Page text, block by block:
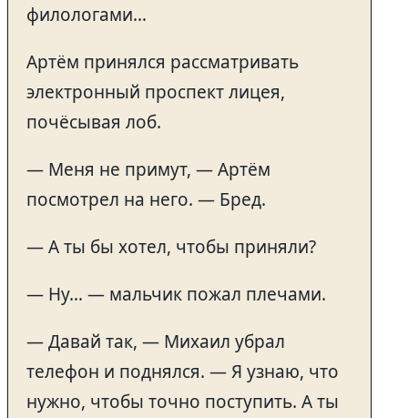
филологами…
Артём принялся рассматривать
электронный проспект лицея,
почёсывая лоб.
— Меня не примут, — Артём
посмотрел на него. — Бред.
— А ты бы хотел, чтобы приняли?
— Ну… — мальчик пожал плечами.
— Давай так, — Михаил убрал
телефон и поднялся. — Я узнаю, что
нужно, чтобы точно поступить. А ты